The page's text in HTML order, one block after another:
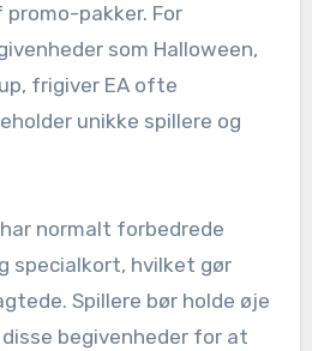
pakker. For
som Halloween,
frigiver EA ofte
unikke spillere og
normalt forbedrede
specialkort, hvilket gør
Spillere bør holde øje
begivenheder for at